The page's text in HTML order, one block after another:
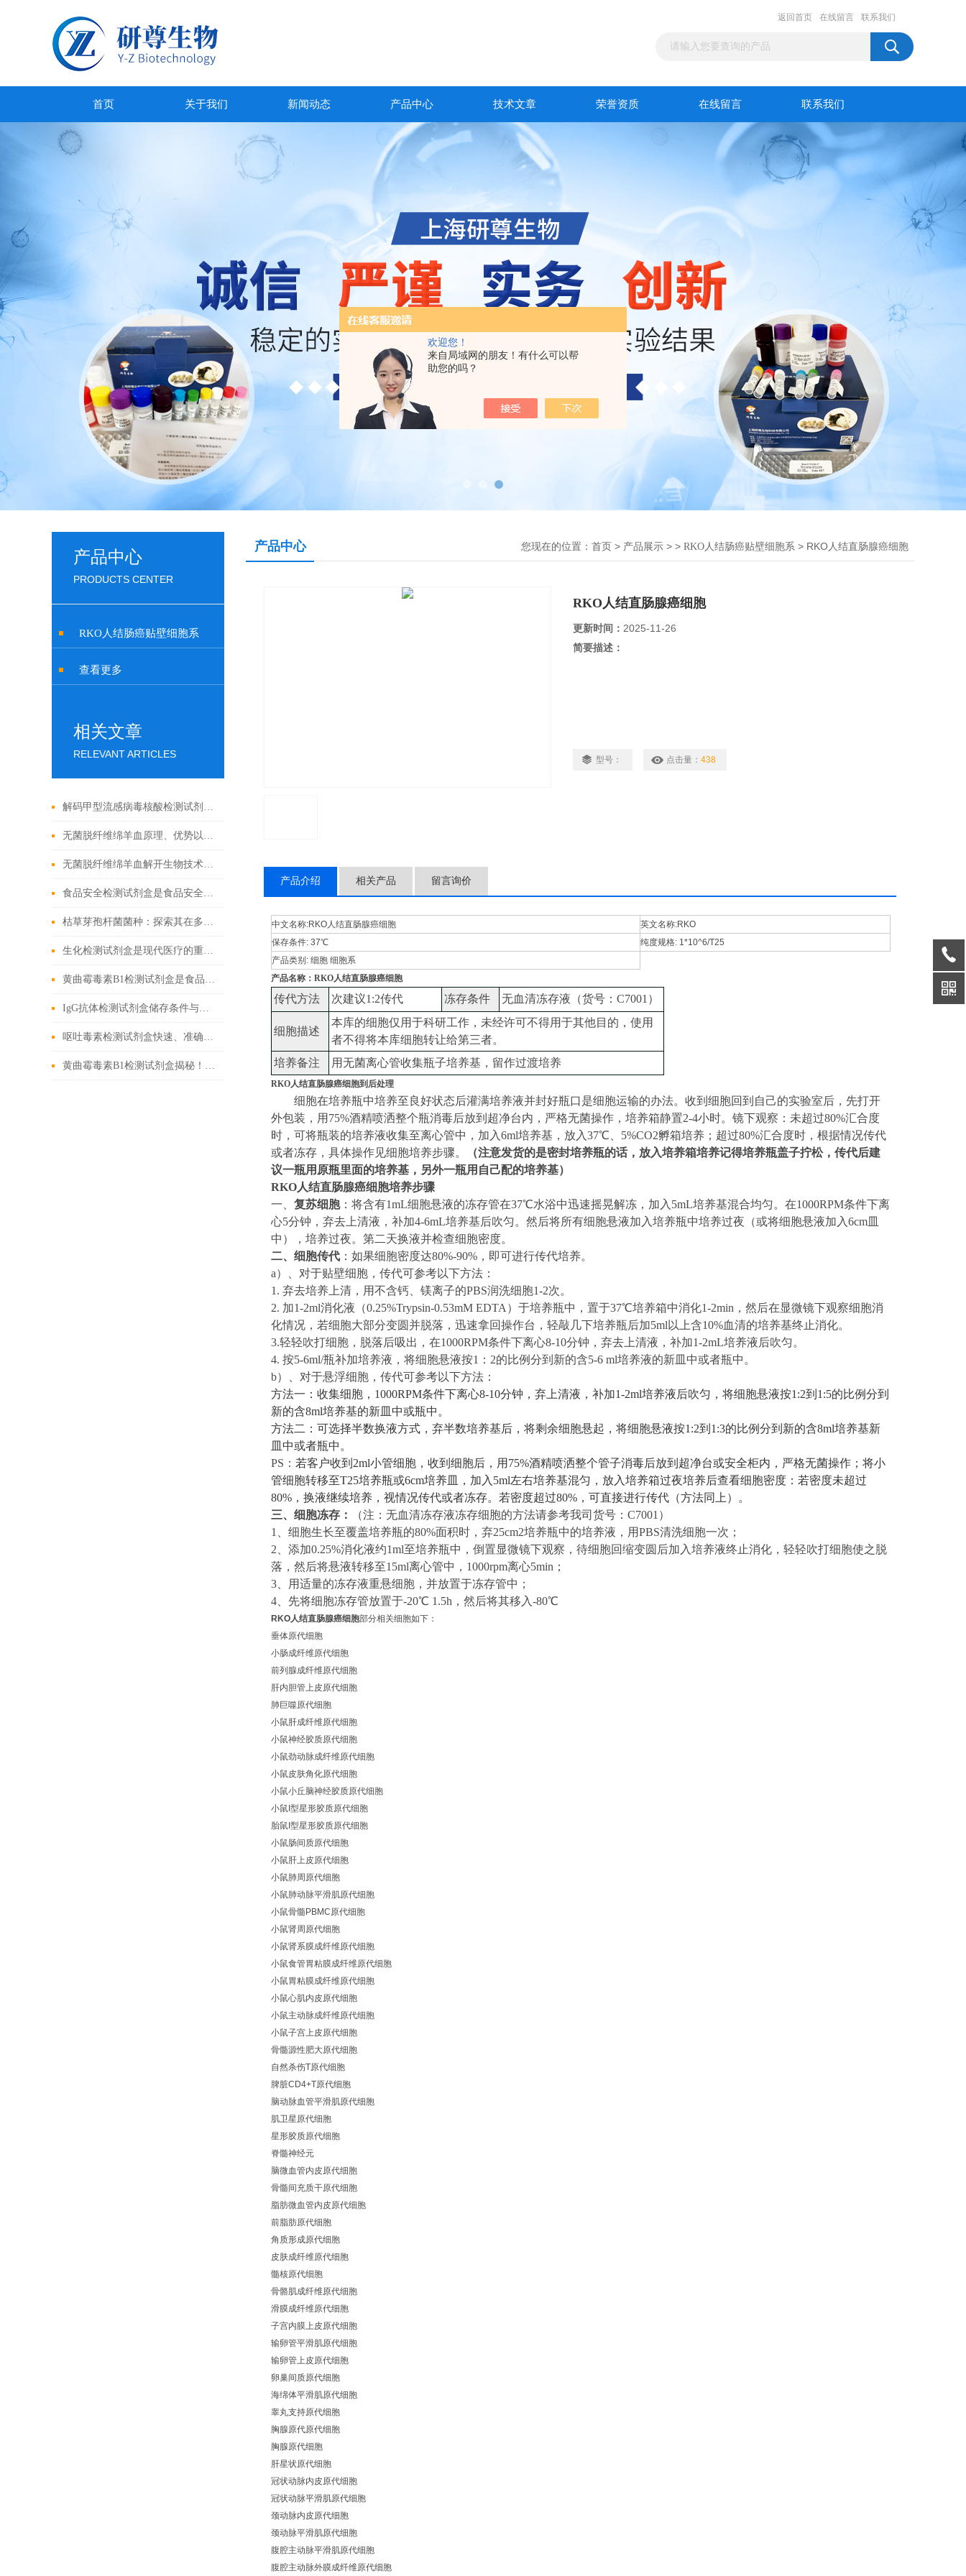
欢迎您！
来自局域网的朋友！有什么可以帮
助您的吗？
返回首页 在线留言 联系我们
首页 关于我们 新闻动态 产品中心 技术文章 荣誉资质 在线留言 联系我们
产品中心
PRODUCTS CENTER
RKO人结肠癌贴壁细胞系
查看更多
相关文章
RELEVANT ARTICLES
解码甲型流感病毒核酸检测试剂盒奥秘，精准锁定病毒
无菌脱纤维绵羊血原理、优势以及应用前景
无菌脱纤维绵羊血解开生物技术的奇迹
食品安全检测试剂盒是食品安全领域的重要工具
枯草芽孢杆菌菌种：探索其在多个领域中的实际应用
生化检测试剂盒是现代医疗的重要工具
黄曲霉毒素B1检测试剂盒是食品安全的新工具
IgG抗体检测试剂盒储存条件与有效期管理
呕吐毒素检测试剂盒快速、准确检测粮食中的有害物质
黄曲霉毒素B1检测试剂盒揭秘！精准锁定隐患
产品中心 您现在的位置： 首页 > 产品展示 > > RKO人结肠癌贴壁细胞系 > RKO人结直肠腺癌细胞
RKO人结直肠腺癌细胞
更新时间： 2025-11-26
简要描述：
型号： 点击量： 438
产品介绍 相关产品 留言询价
中文名称:RKO人结直肠腺癌细胞 英文名称:RKO
保存条件: 37℃ 纯度规格: 1*10^6/T25
产品类别: 细胞 细胞系
产品名称： RKO人结直肠腺癌细胞
传代方法 次建议1:2传代 冻存条件 无血清冻存液（货号： C7001 ）
细胞描述
本库的细胞仅用于科研工作，未经许可不得用于其他目的，使用
者不得将本库细胞转让给第三者。
培养备注
用无菌离心管收集瓶子培养基，留作过渡培养
RKO人结直肠腺癌细胞到后处理
细胞在培养瓶中培养至良好状态后灌满培养液并封好瓶口是细胞运输的办法。收到细胞回到自己的实验室后，先打开
外包装，用 75%酒精喷洒整个瓶消毒后放到超净台内，严格无菌操作 ， 培养箱静置2-4小时。镜下观察：未超过80%汇合度
时，可将瓶装的培养液收集至离心管中，加入6ml培养基，放入37℃、5%CO2孵箱培养；超过80%汇合度时，根据情况传代
或者冻存，具体操作见细胞培养步骤。
（注意发货的是密封培养瓶的话，放入培养箱培养记得培养瓶盖子拧松，传代后建
议一瓶用原瓶里面的培养基，另外一瓶用自己配的培养基）
RKO人结直肠腺癌细胞培养步骤
一、 复苏细胞：将含有1mL细胞悬液的冻存管在37℃水浴中迅速摇晃解冻，加入5mL培养基混合均匀。在1000RPM条件下离
心5分钟，弃去上清液，补加4-6mL培养基后吹匀。然后将所有细胞悬液加入培养瓶中培养过夜（或将细胞悬液加入6cm皿
中 ）
，培养过夜。第二天换液并检查细胞密度。
二、 细胞传代 ：如果细胞密度达80%-90%，即可进行传代培养。
a）
、对于贴壁细胞，传代可参考以下方法：
1. 弃去培养上清，用不含钙、镁离子的PBS润洗细胞1-2次。
2. 加1-2ml消化液（0.25%Trypsin-0.53mM EDTA）于培养瓶中，置于37℃培养箱中消化1-2min ，然后在显微镜下观察细胞消
化情况，若细胞大部分变圆并脱落，迅速拿回操作台，轻敲几下培养瓶后加5ml以上含10%血清的培养基终止消化。
3.轻轻吹打细胞，脱落后吸出，在1000RPM条件下离心8-10分钟，弃去上清液，补加1-2mL培养液后吹匀。
4. 按5-6ml/瓶补加培养液，将细胞悬液按1：2的比例分到新的含5-6 ml培养液的新皿中或者瓶中。
b）、 对于悬浮细胞，传代可参考以下方法：
方法一：收集细胞， 1000RPM条件下离心8-10分钟，弃上清液，补加1-2ml培养液后吹匀，将细胞悬液按1:2到1:5的比例分到
新的含8ml培养基的新皿中或瓶中。
方法二：可选择半数换液方式，弃半数培养基后，将剩余细胞悬起，将细胞悬液按1:2到1:3的比例分到新的含8ml培养基新
皿中或者瓶中。
PS： 若客户收到 2ml小管细胞，收到细胞后，用75%酒精喷洒整个管子消毒后放到超净台或安全柜内，严格无菌操作；将小
管细胞转移至T25培养瓶或6cm培养皿，加入 5ml左右培养基混匀，放入培养箱过夜培养后查看细胞密度：若密度未超过
80%，换液继续培养，视情况传代或者冻存。若密度超过80%，可直接进行传代（方法同上）。
三、 细胞冻存： （注：无血清冻存液冻存细胞的方法请参考我司货号： C7001 ）
1
细胞生长至覆盖培养瓶的80%面积时，弃25cm2培养瓶中的培养液，用PBS清洗细胞一次；
2
添加0.25%消化液约1ml至培养瓶中，倒置显微镜下观察，待细胞回缩变圆后加入培养液终止消化，轻轻吹打细胞使之脱
落，然后将悬液转移至15ml离心管中，1000rpm离心5min；
3
用适量的冻存液重悬细胞，并放置于冻存管中；
4
先将细胞冻存管放置于-20℃ 1.5h，然后将其移入-80℃
RKO人结直肠腺癌细胞部分相关细胞如下：
垂体原代细胞
小肠成纤维原代细胞
前列腺成纤维原代细胞
肝内胆管上皮原代细胞
肺巨噬原代细胞
小鼠肝成纤维原代细胞
小鼠神经胶质原代细胞
小鼠劲动脉成纤维原代细胞
小鼠皮肤角化原代细胞
小鼠小丘脑神经胶质原代细胞
小鼠I型星形胶质原代细胞
胎鼠I型星形胶质原代细胞
小鼠肠间质原代细胞
小鼠肝上皮原代细胞
小鼠肺周原代细胞
小鼠肺动脉平滑肌原代细胞
小鼠骨髓PBMC原代细胞
小鼠肾周原代细胞
小鼠肾系膜成纤维原代细胞
小鼠食管胃粘膜成纤维原代细胞
小鼠胃粘膜成纤维原代细胞
小鼠心肌内皮原代细胞
小鼠主动脉成纤维原代细胞
小鼠子宫上皮原代细胞
骨髓源性肥大原代细胞
自然杀伤T原代细胞
脾脏CD4+T原代细胞
脑动脉血管平滑肌原代细胞
肌卫星原代细胞
星形胶质原代细胞
脊髓神经元
脑微血管内皮原代细胞
骨髓间充质干原代细胞
脂肪微血管内皮原代细胞
前脂肪原代细胞
角质形成原代细胞
皮肤成纤维原代细胞
髓核原代细胞
骨骼肌成纤维原代细胞
滑膜成纤维原代细胞
子宫内膜上皮原代细胞
输卵管平滑肌原代细胞
输卵管上皮原代细胞
卵巢间质原代细胞
海绵体平滑肌原代细胞
睾丸支持原代细胞
胸腺原代原代细胞
胸腺原代细胞
肝星状原代细胞
冠状动脉内皮原代细胞
冠状动脉平滑肌原代细胞
颈动脉内皮原代细胞
颈动脉平滑肌原代细胞
腹腔主动脉平滑肌原代细胞
腹腔主动脉外膜成纤维原代细胞